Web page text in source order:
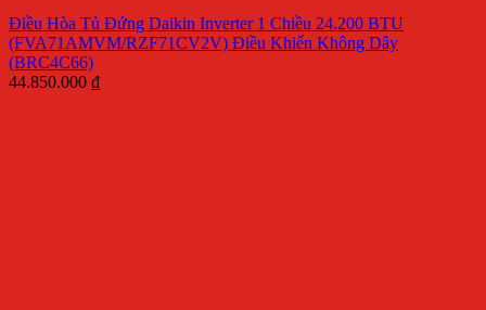
Điều Hòa Tủ Đứng Daikin Inverter 1 Chiều 24.200 BTU
(FVA71AMVM/RZF71CV2V) Điều Khiển Không Dây
(BRC4C66)
44.850.000 ₫